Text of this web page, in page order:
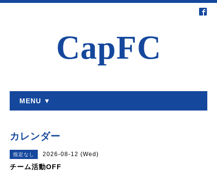
CapFC
MENU ▼
カレンダー
指定なし 2026-08-12 (Wed)
チーム活動OFF